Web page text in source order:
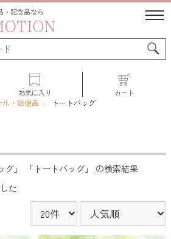
・記念品なら
お気に入り カート
人気ランキング
初めての方へ
ル・販促品 トートバッグ
グ」 「トートバッグ」 の検索結果
た